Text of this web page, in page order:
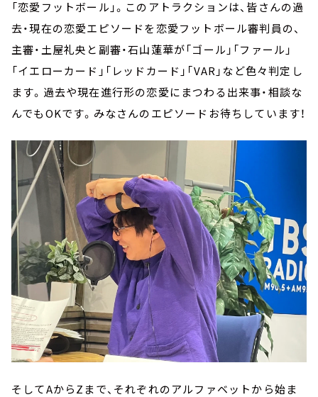
「恋愛フットボール」。このアトラクションは、皆さんの過
去・現在の恋愛エピソードを恋愛フットボール審判員の、
主審・土屋礼央と副審・石山蓮華が「ゴール」「ファール」
「イエローカード」「レッドカード」「VAR」など色々判定し
ます。過去や現在進行形の恋愛にまつわる出来事・相談な
んでもOKです。みなさんのエピソードお待ちしています！
そしてAからZまで、それぞれのアルファベットから始ま